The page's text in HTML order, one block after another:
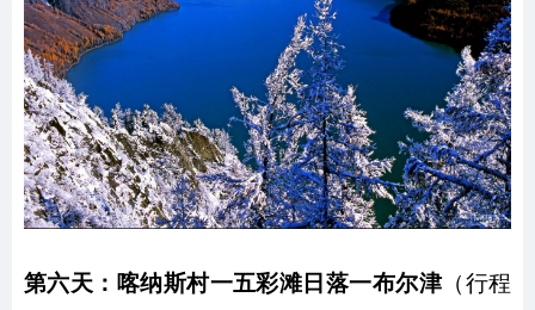
第六天：喀纳斯村一五彩滩日落一布尔津（行程